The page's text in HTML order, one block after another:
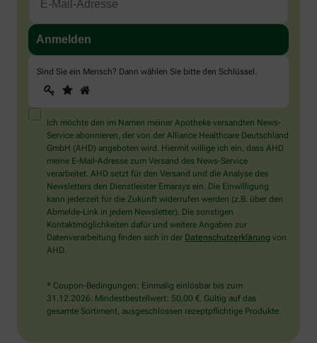
Sind Sie ein Mensch? Dann wählen Sie bitte den Schlüssel .
Sind
Sie
ein
Mensch?
Dann
wählen
Sie
bitte
den
Schlüssel.
1 2
Ich möchte den im Namen meiner Apotheke versandten News-
Service abonnieren, der von der Alliance Healthcare Deutschland
GmbH (AHD) angeboten wird. Hiermit willige ich ein, dass AHD
meine E-Mail-Adresse zum Versand des News-Service
verarbeitet. AHD setzt für den Versand und die Analyse des
Newsletters den Dienstleister Emarsys ein. Die Einwilligung
kann jederzeit für die Zukunft widerrufen werden (z.B. über den
Abmelde-Link in jedem Newsletter). Die sonstigen
Kontaktmöglichkeiten dafür und weitere Angaben zur
Datenverarbeitung finden sich in der Datenschutzerklärung von
AHD.
* Coupon-Bedingungen: Einmalig einlösbar bis zum
31.12.2026. Mindestbestellwert: 50,00 €. Gültig auf das
gesamte Sortiment, ausgeschlossen rezeptpflichtige Produkte.